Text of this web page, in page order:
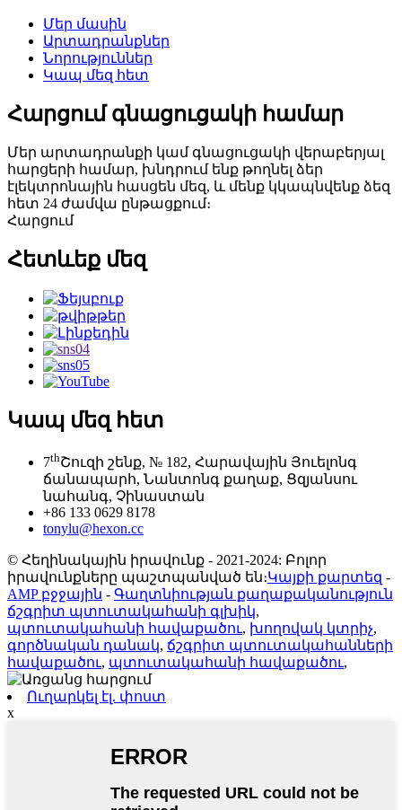
Մեր մասին
Արտադրանքներ
Նորություններ
Կապ մեզ հետ
Հարցում գնացուցակի համար
Մեր արտադրանքի կամ գնացուցակի վերաբերյալ
հարցերի համար, խնդրում ենք թողնել ձեր
էլեկտրոնային հասցեն մեզ, և մենք կկապնվենք ձեզ
հետ 24 ժամվա ընթացքում։
Հարցում
Հետևեք մեզ
Կապ մեզ հետ
7thՇուզի շենք, № 182, Հարավային Յուելոնգ
ճանապարհ, Նանտոնգ քաղաք, Ցզյանսու
նահանգ, Չինաստան
+86 133 0629 8178
tonylu@hexon.cc
© Հեղինակային իրավունք - 2021-2024: Բոլոր
իրավունքները պաշտպանված են։Կայքի քարտեզ -
AMP բջջային - Գաղտնիության քաղաքականություն
ճշգրիտ պտուտակահանի գլխիկ,
պտուտակահանի հավաքածու, խողովակ կտրիչ,
գործնական դանակ, ճշգրիտ պտուտակահանների
հավաքածու, պտուտակահանի հավաքածու,
Ուղարկել էլ. փոստ
x